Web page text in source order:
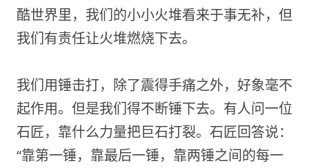
酷世界里，我们的小小火堆看来于事无补，但
我们有责任让火堆燃烧下去。
我们用锤击打，除了震得手痛之外，好象毫不
起作用。但是我们得不断锤下去。有人问一位
石匠，靠什么力量把巨石打裂。石匠回答说：
“靠第一锤，靠最后一锤，靠两锤之间的每一